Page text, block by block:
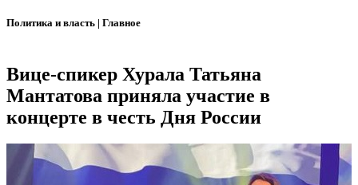
Политика и власть | Главное
Вице-спикер Хурала Татьяна
Мантатова приняла участие в
концерте в честь Дня России